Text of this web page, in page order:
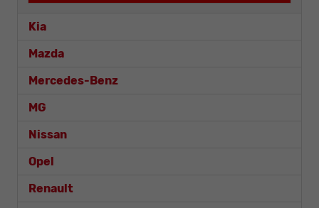
Kia
Mazda
Mercedes-Benz
MG
Nissan
Opel
Renault